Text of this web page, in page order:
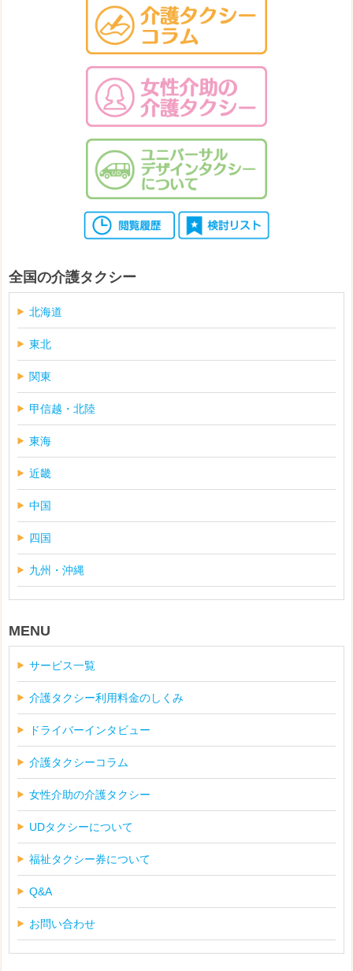
全国の介護タクシー
北海道
東北
関東
甲信越・北陸
東海
近畿
中国
四国
九州・沖縄
MENU
サービス一覧
介護タクシー利用料金のしくみ
ドライバーインタビュー
介護タクシーコラム
女性介助の介護タクシー
UDタクシーについて
福祉タクシー券について
Q&A
お問い合わせ